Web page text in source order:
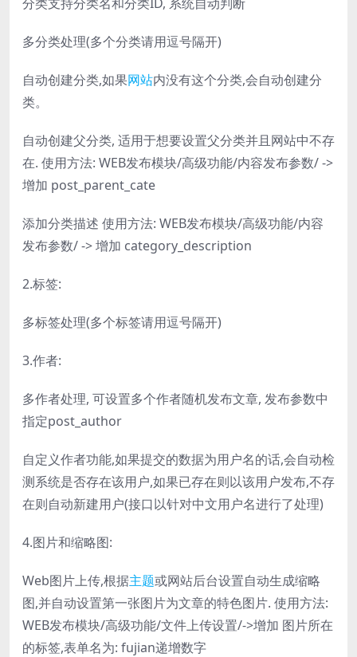
多分类处理(多个分类请用逗号隔开)
自动创建分类,如果网站内没有这个分类,会自动创建分
类。
自动创建父分类, 适用于想要设置父分类并且网站中不存
在. 使用方法: WEB发布模块/高级功能/内容发布参数/ ->
增加 post_parent_cate
添加分类描述 使用方法: WEB发布模块/高级功能/内容
发布参数/ -> 增加 category_description
2.标签:
多标签处理(多个标签请用逗号隔开)
3.作者:
多作者处理, 可设置多个作者随机发布文章, 发布参数中
指定post_author
自定义作者功能,如果提交的数据为用户名的话,会自动检
测系统是否存在该用户,如果已存在则以该用户发布,不存
在则自动新建用户(接口以针对中文用户名进行了处理)
4.图片和缩略图:
Web图片上传,根据主题或网站后台设置自动生成缩略
图,并自动设置第一张图片为文章的特色图片. 使用方法:
WEB发布模块/高级功能/文件上传设置/->增加 图片所在
的标签,表单名为: fujian递增数字